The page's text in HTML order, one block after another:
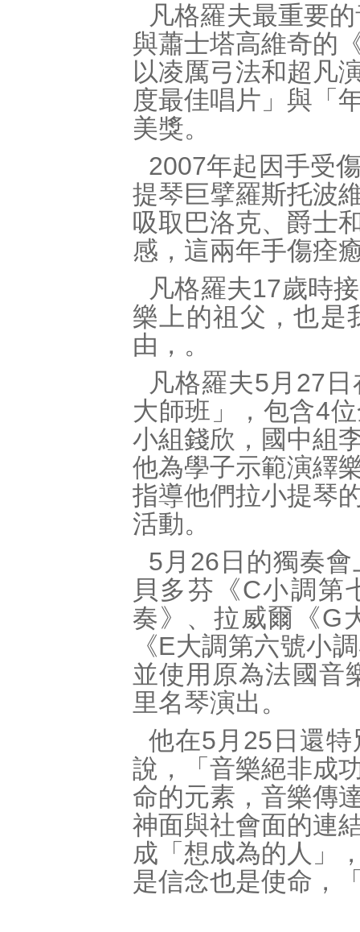
凡格羅夫最重要
與蕭士塔高維奇的
以凌厲弓法和超凡
度最佳唱片」與「
美獎。
2007年起因手受
提琴巨擘羅斯托波
吸取巴洛克、爵士
感，這兩年手傷痊
凡格羅夫17歲時
樂上的祖父，也是
由，。
凡格羅夫5月27
大師班」，包含4
小組錢欣，國中組
他為學子示範演繹
指導他們拉小提琴
活動。
5月26日的獨奏
貝多芬《C小調第
奏》、拉威爾《G
《E大調第六號小
並使用原為法國音
里名琴演出。
他在5月25日還
說，「音樂絕非成
命的元素，音樂傳
神面與社會面的連
成「想成為的人」
是信念也是使命，